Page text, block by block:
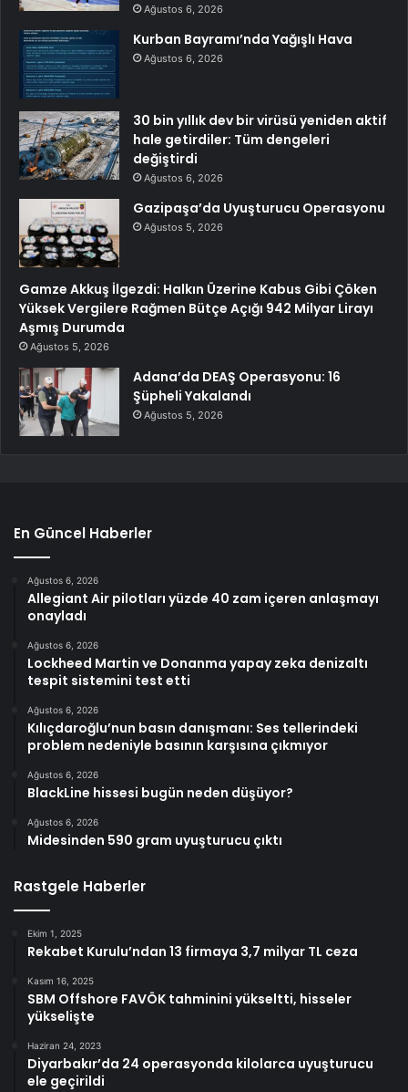
Ağustos 6, 2026
Kurban Bayramı’nda Yağışlı Hava
Ağustos 6, 2026
30 bin yıllık dev bir virüsü yeniden aktif
hale getirdiler: Tüm dengeleri
değiştirdi
Ağustos 6, 2026
Gazipaşa’da Uyuşturucu Operasyonu
Ağustos 5, 2026
Gamze Akkuş İlgezdi: Halkın Üzerine Kabus Gibi Çöken
Yüksek Vergilere Rağmen Bütçe Açığı 942 Milyar Lirayı
Aşmış Durumda
Ağustos 5, 2026
Adana’da DEAŞ Operasyonu: 16
Şüpheli Yakalandı
Ağustos 5, 2026
En Güncel Haberler
Ağustos 6, 2026
Allegiant Air pilotları yüzde 40 zam içeren anlaşmayı
onayladı
Ağustos 6, 2026
Lockheed Martin ve Donanma yapay zeka denizaltı
tespit sistemini test etti
Ağustos 6, 2026
Kılıçdaroğlu’nun basın danışmanı: Ses tellerindeki
problem nedeniyle basının karşısına çıkmıyor
Ağustos 6, 2026
BlackLine hissesi bugün neden düşüyor?
Ağustos 6, 2026
Midesinden 590 gram uyuşturucu çıktı
Rastgele Haberler
Ekim 1, 2025
Rekabet Kurulu’ndan 13 firmaya 3,7 milyar TL ceza
Kasım 16, 2025
SBM Offshore FAVÖK tahminini yükseltti, hisseler
yükselişte
Haziran 24, 2023
Diyarbakır’da 24 operasyonda kilolarca uyuşturucu
ele geçirildi